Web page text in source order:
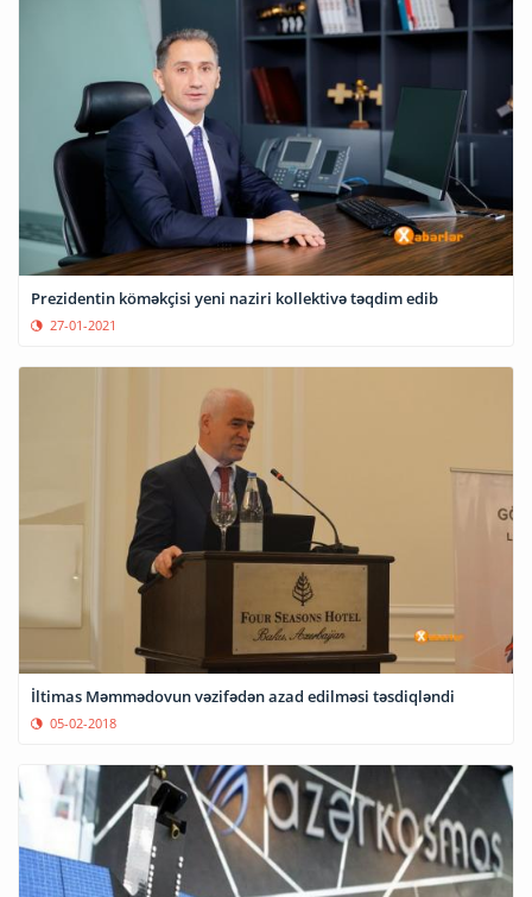
Prezidentin köməkçisi yeni naziri kollektivə təqdim edib
27-01-2021
İltimas Məmmədovun vəzifədən azad edilməsi təsdiqləndi
05-02-2018